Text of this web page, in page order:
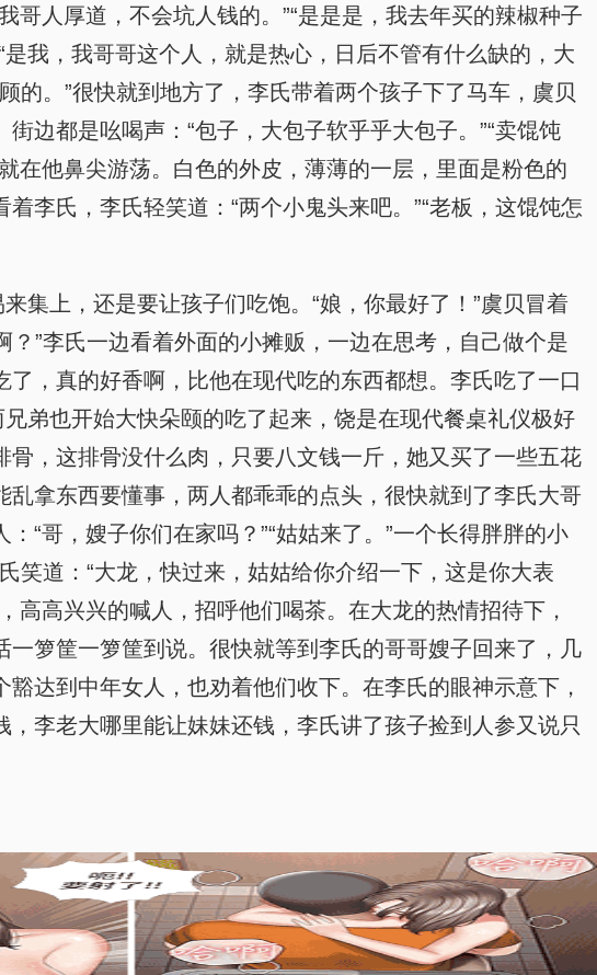
人厚道，不会坑人钱的。”“是是是，我去年买的辣椒种子
我，我哥哥这个人，就是热心，日后不管有什么缺的，大
的。”很快就到地方了，李氏带着两个孩子下了马车，虞贝
边都是吆喝声：“包子，大包子软乎乎大包子。”“卖馄饨
在他鼻尖游荡。白色的外皮，薄薄的一层，里面是粉色的
李氏，李氏轻笑道：“两个小鬼头来吧。”“老板，这馄饨怎
集上，还是要让孩子们吃饱。“娘，你最好了！”虞贝冒着
”李氏一边看着外面的小摊贩，一边在思考，自己做个是
，真的好香啊，比他在现代吃的东西都想。李氏吃了一口
弟也开始大快朵颐的吃了起来，饶是在现代餐桌礼仪极好
，这排骨没什么肉，只要八文钱一斤，她又买了一些五花
拿东西要懂事，两人都乖乖的点头，很快就到了李氏大哥
“哥，嫂子你们在家吗？”“姑姑来了。”一个长得胖胖的小
笑道：“大龙，快过来，姑姑给你介绍一下，这是你大表
高兴兴的喊人，招呼他们喝茶。在大龙的热情招待下，
箩筐一箩筐到说。很快就等到李氏的哥哥嫂子回来了，几
达到中年女人，也劝着他们收下。在李氏的眼神示意下，
李老大哪里能让妹妹还钱，李氏讲了孩子捡到人参又说只